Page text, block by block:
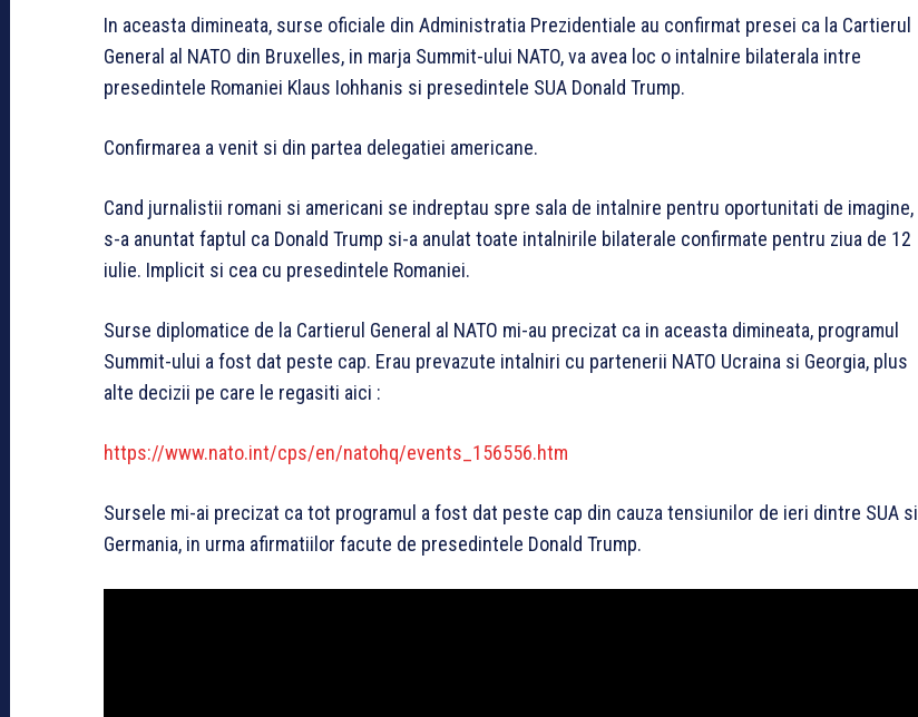
In aceasta dimineata, surse oficiale din Administratia Prezidentiale au confirmat presei ca la Cartierul
General al NATO din Bruxelles, in marja Summit-ului NATO, va avea loc o intalnire bilaterala intre
presedintele Romaniei Klaus Iohhanis si presedintele SUA Donald Trump.
Confirmarea a venit si din partea delegatiei americane.
Cand jurnalistii romani si americani se indreptau spre sala de intalnire pentru oportunitati de imagine,
s-a anuntat faptul ca Donald Trump si-a anulat toate intalnirile bilaterale confirmate pentru ziua de 12
iulie. Implicit si cea cu presedintele Romaniei.
Surse diplomatice de la Cartierul General al NATO mi-au precizat ca in aceasta dimineata, programul
Summit-ului a fost dat peste cap. Erau prevazute intalniri cu partenerii NATO Ucraina si Georgia, plus
alte decizii pe care le regasiti aici :
https://www.nato.int/cps/en/natohq/events_156556.htm
Sursele mi-ai precizat ca tot programul a fost dat peste cap din cauza tensiunilor de ieri dintre SUA si
Germania, in urma afirmatiilor facute de presedintele Donald Trump.